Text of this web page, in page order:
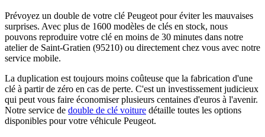
Prévoyez un double de votre clé Peugeot pour éviter les mauvaises
surprises. Avec plus de 1600 modèles de clés en stock, nous
pouvons reproduire votre clé en moins de 30 minutes dans notre
atelier de Saint-Gratien (95210) ou directement chez vous avec notre
service mobile.
La duplication est toujours moins coûteuse que la fabrication d'une
clé à partir de zéro en cas de perte. C'est un investissement judicieux
qui peut vous faire économiser plusieurs centaines d'euros à l'avenir.
Notre service de double de clé voiture détaille toutes les options
disponibles pour votre véhicule Peugeot.